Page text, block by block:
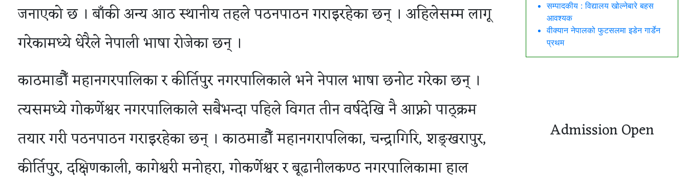
जनाएको छ । बाँकी अन्य आठ स्थानीय तहले पठनपाठन गराइरहेका छन् । अहिलेसम्म लागू
गरेकामध्ये धेरैले नेपाली भाषा रोजेका छन् ।
काठमाडौँ महानगरपालिका र कीर्तिपुर नगरपालिकाले भने नेपाल भाषा छनोट गरेका छन् ।
त्यसमध्ये गोकर्णेश्वर नगरपालिकाले सबैभन्दा पहिले विगत तीन वर्षदेखि नै आफ्नो पाठ्क्रम
तयार गरी पठनपाठन गराइरहेका छन् । काठमाडौँ महानगरापलिका, चन्द्रागिरि, शङ्खरापुर,
कीर्तिपुर, दक्षिणकाली, कागेश्वरी मनोहरा, गोकर्णेश्वर र बूढानीलकण्ठ नगरपालिकामा हाल
सम्पादकीय : विद्यालय खोल्नेबारे बहस
आवश्यक
वीक्यान नेपालको फुटसलमा इडेन गार्डेन
प्रथम
Admission Open